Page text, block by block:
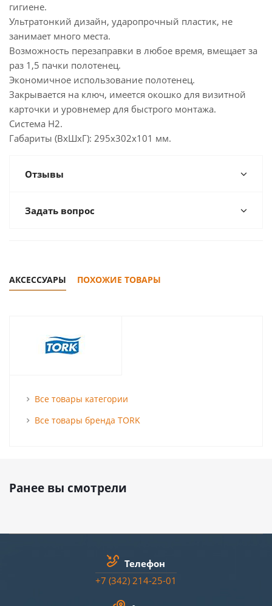
гигиене.
Ультратонкий дизайн, ударопрочный пластик, не
занимает много места.
Возможность перезаправки в любое время, вмещает за
раз 1,5 пачки полотенец.
Экономичное использование полотенец.
Закрывается на ключ, имеется окошко для визитной
карточки и уровнемер для быстрого монтажа.
Система Н2.
Габариты (ВxШxГ): 295x302x101 мм.
Отзывы
Задать вопрос
АКСЕССУАРЫ ПОХОЖИЕ ТОВАРЫ
Все товары категории
Все товары бренда TORK
Ранее вы смотрели
Телефон
+7 (342) 214-25-01